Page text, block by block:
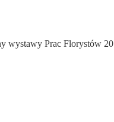
wystawy Prac Florystów